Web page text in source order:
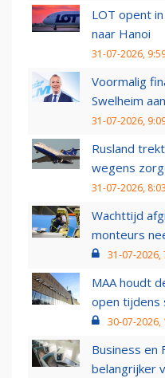
LOT opent
naar Hanoi
31-07-2026,
Voormalig
Swelheim
31-07-2026,
Rusland
wegens
31-07-2026, 8:03
Wachttijd
monteurs
31-07-2026,
MAA houdt
open tijdens
30-07-2026,
Business en
belangrijker